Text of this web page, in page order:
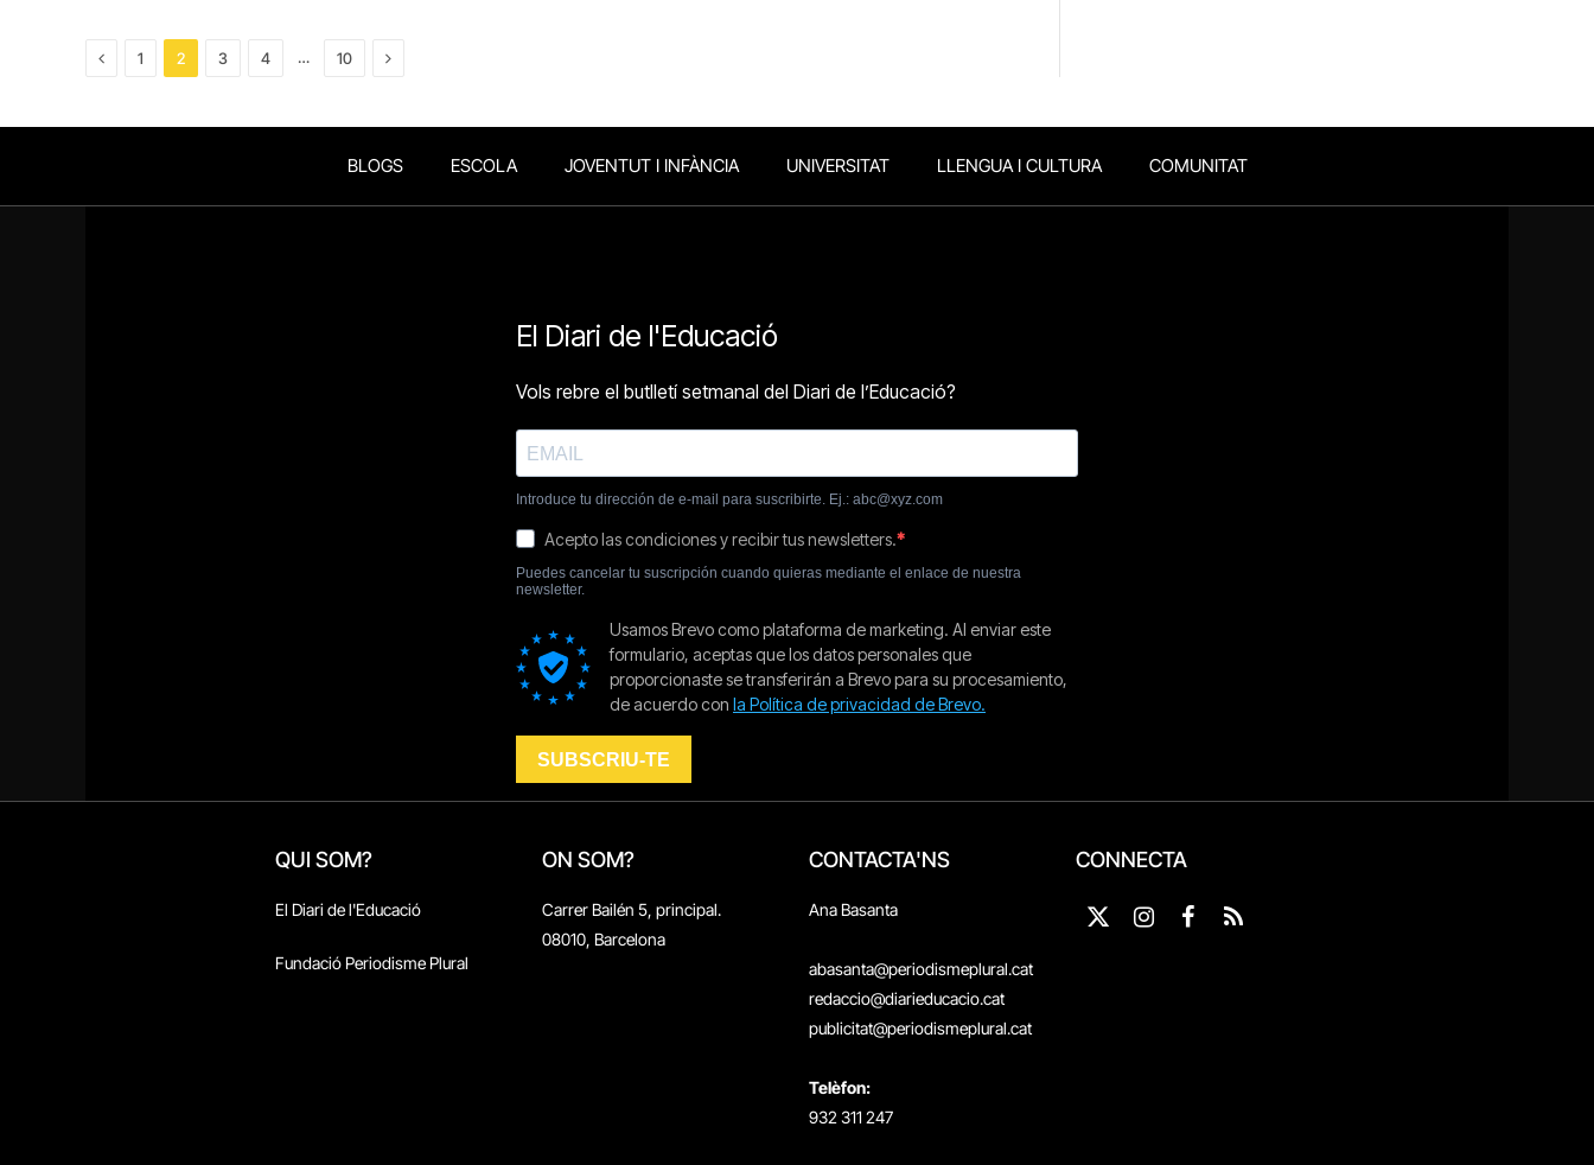
Previous
1 2 3 4 … 10 Next
BLOGS ESCOLA JOVENTUT I INFÀNCIA UNIVERSITAT LLENGUA I CULTURA COMUNITAT
QUI SOM?
El Diari de l'Educació
Fundació Periodisme Plural
ON SOM?
Carrer Bailén 5, principal.
08010, Barcelona
CONTACTA'NS
Ana Basanta
abasanta@periodismeplural.cat
redaccio@diarieducacio.cat
publicitat@periodismeplural.cat
Telèfon:
932 311 247
CONNECTA
X
InstagramFacebook
RSS